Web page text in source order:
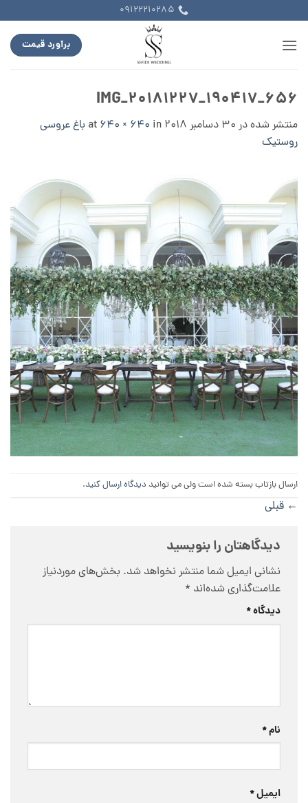
to
content
09122210285
برآورد قیمت
IMG_20181227_190417_656
منتشر شده در 30 دسامبر 2018 640 × 640 in
باغ عروسی
روستیک
ارسال بازتاب بسته شده است ولی می توانید دیدگاه ارسال کنید.
← قبلی
دیدگاهتان را بنویسید
نشانی ایمیل شما منتشر نخواهد شد. بخش‌های موردنیاز
علامت‌گذاری شده‌اند *
دیدگاه*
نام*
ایمیل*